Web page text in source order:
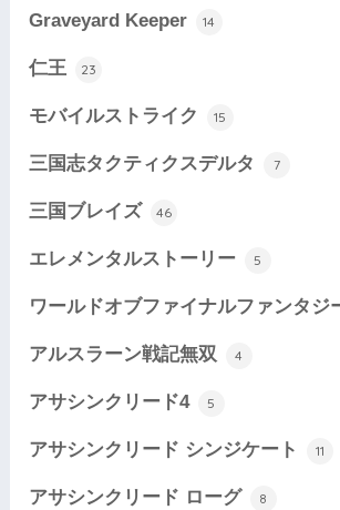
Graveyard Keeper 14
仁王 23
モバイルストライク 15
三国志タクティクスデルタ 7
三国ブレイズ 46
エレメンタルストーリー 5
ワールドオブファイナルファンタジ
アルスラーン戦記無双 4
アサシンクリード4 5
アサシンクリード シンジケート 11
アサシンクリード ローグ 8